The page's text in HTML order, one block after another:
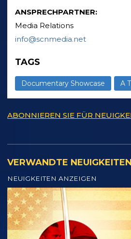
ANSPRECHPARTNER:
Media Relations
info@scnmedia.net
TAGS
Documentary Showcase A
ABONNIEREN SIE FÜR
VERWANDTE NEUIGKEITEN
NEUIGKEITEN ANZEIGEN